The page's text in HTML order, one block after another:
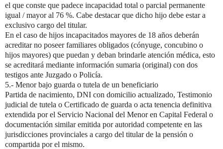
el que conste que padece incapacidad total o parcial permanente
igual / mayor al 76 %. Cabe destacar que dicho hijo debe estar a
exclusivo cargo del titular.
En el caso de hijos incapacitados mayores de 18 años deberán
acreditar no poseer familiares obligados (cónyuge, concubino o
hijos mayores) que puedan y deban brindarle atención médica, esto
se acreditará mediante información sumaria (original) con dos
testigos ante Juzgado o Policía.
5.- Menor bajo guarda o tutela de un beneficiario
Partida de nacimiento, DNI con domicilio actualizado, Testimonio
judicial de tutela o Certificado de guarda o acta tenencia definitiva
extendida por el Servicio Nacional del Menor en Capital Federal o
documentación similar emitida por autoridad competente en las
jurisdicciones provinciales a cargo del titular de la pensión o
compartida por el mismo.